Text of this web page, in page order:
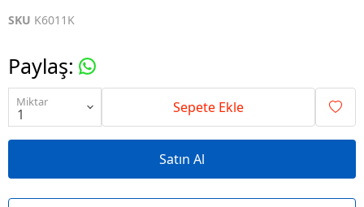
SKU K6011K
Paylaş:
Miktar Sepete Ekle
Satın Al